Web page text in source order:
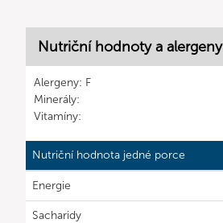
Nutriční hodnoty a alergeny
Alergeny: F
Minerály:
Vitamíny:
Nutriční hodnota jedné porce
Energie
Sacharidy